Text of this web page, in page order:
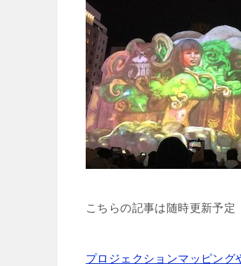
こちらの記事は随時更新予定
プロジェクションマッピング